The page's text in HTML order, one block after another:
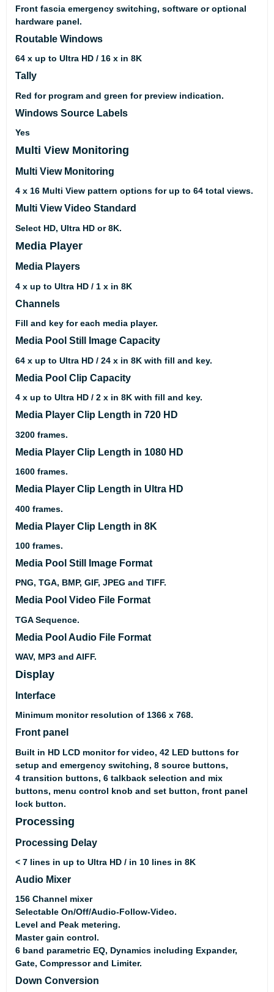
Front fascia emergency switching, software or optional
hardware panel.
Routable Windows
64 x up to Ultra HD / 16 x in 8K
Tally
Red for program and green for preview indication.
Windows Source Labels
Yes
Multi View Monitoring
Multi View Monitoring
4 x 16 Multi View pattern options for up to 64 total views.
Multi View Video Standard
Select HD, Ultra HD or 8K.
Media Player
Media Players
4 x up to Ultra HD / 1 x in 8K
Channels
Fill and key for each media player.
Media Pool Still Image Capacity
64 x up to Ultra HD / 24 x in 8K with fill and key.
Media Pool Clip Capacity
4 x up to Ultra HD / 2 x in 8K with fill and key.
Media Player Clip Length in 720 HD
3200 frames.
Media Player Clip Length in 1080 HD
1600 frames.
Media Player Clip Length in Ultra HD
400 frames.
Media Player Clip Length in 8K
100 frames.
Media Pool Still Image Format
PNG, TGA, BMP, GIF, JPEG and TIFF.
Media Pool Video File Format
TGA Sequence.
Media Pool Audio File Format
WAV, MP3 and AIFF.
Display
Interface
Minimum monitor resolution of 1366 x 768.
Front panel
Built in HD LCD monitor for video, 42 LED buttons for
setup and emergency switching, 8 source buttons,
4 transition buttons, 6 talkback selection and mix
buttons, menu control knob and set button, front panel
lock button.
Processing
Processing Delay
< 7 lines in up to Ultra HD / in 10 lines in 8K
Audio Mixer
156 Channel mixer
Selectable On/Off/Audio-Follow-Video.
Level and Peak metering.
Master gain control.
6 band parametric EQ, Dynamics including Expander,
Gate, Compressor and Limiter.
Down Conversion